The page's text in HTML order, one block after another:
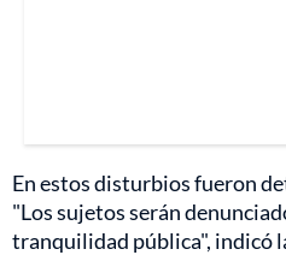
En estos disturbios fueron
"Los sujetos serán
tranquilidad pública", indicó